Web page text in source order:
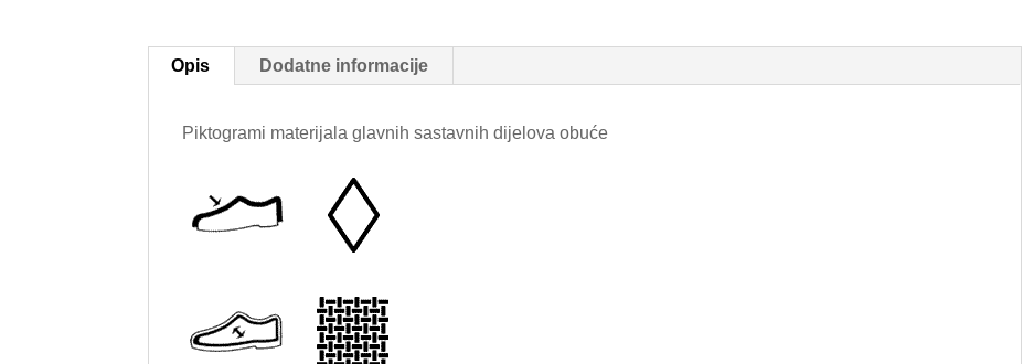
Opis Dodatne informacije
Piktogrami materijala glavnih sastavnih dijelova obuće